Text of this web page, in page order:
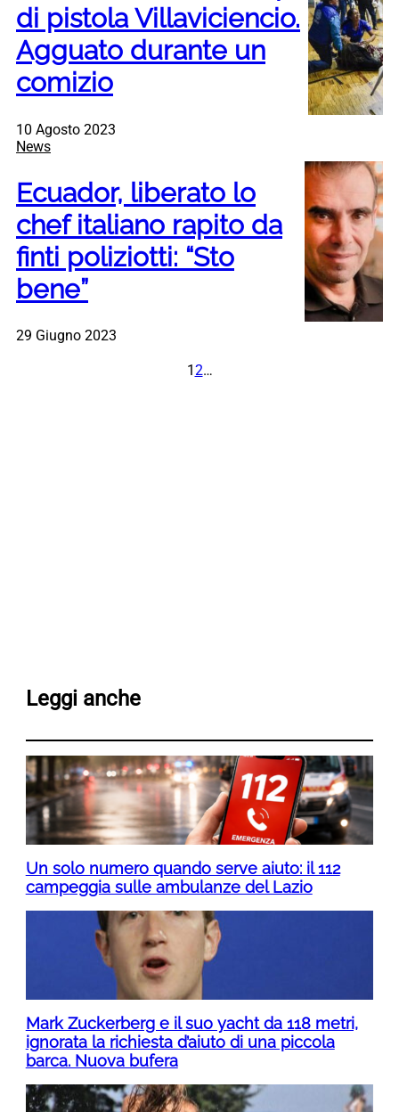
di pistola Villaviciencio.
Agguato durante un
comizio
10 Agosto 2023
News
Ecuador, liberato lo
chef italiano rapito da
finti poliziotti: “Sto
bene”
29 Giugno 2023
1 2…
Leggi anche
Un solo numero quando serve aiuto: il 112
campeggia sulle ambulanze del Lazio
Mark Zuckerberg e il suo yacht da 118 metri,
ignorata la richiesta d’aiuto di una piccola
barca. Nuova bufera